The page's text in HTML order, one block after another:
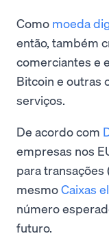
Como moeda
então, também
comerciantes e
Bitcoin e outras
serviços.
De acordo com
empresas nos
para transações
mesmoCaixas
número
futuro.